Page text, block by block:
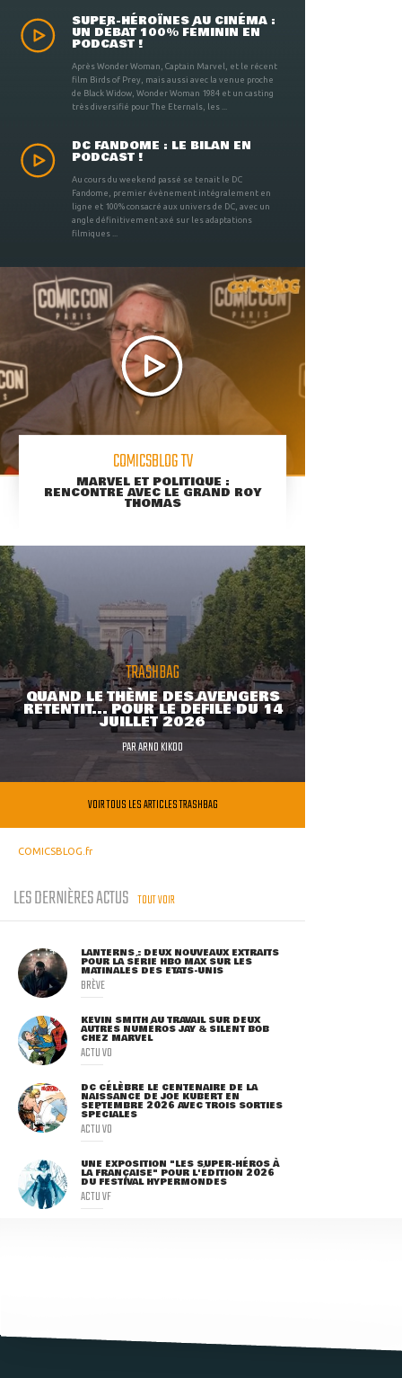
SUPER-HÉROÏNES AU CINÉMA :
UN DÉBAT 100% FÉMININ EN
PODCAST !
Après Wonder Woman, Captain Marvel, et le récent
film Birds of Prey, mais aussi avec la venue proche
de Black Widow, Wonder Woman 1984 et un casting
très diversifié pour The Eternals, les ...
DC FANDOME : LE BILAN EN
PODCAST !
Au cours du weekend passé se tenait le DC
Fandome, premier évènement intégralement en
ligne et 100% consacré aux univers de DC, avec un
angle définitivement axé sur les adaptations
filmiques ...
COMICSBLOG TV
MARVEL ET POLITIQUE :
RENCONTRE AVEC LE GRAND ROY
THOMAS
TRASHBAG
QUAND LE THÈME DES AVENGERS
RETENTIT... POUR LE DÉFILÉ DU 14
JUILLET 2026
PARARNO KIKOO
VOIR TOUS LES ARTICLES TRASHBAG
COMICSBLOG.fr
LES DERNIÈRES ACTUS TOUT VOIR
LANTERNS : DEUX NOUVEAUX EXTRAITS
POUR LA SÉRIE HBO MAX SUR LES
MATINALES DES ETATS-UNIS
BRÈVE
KEVIN SMITH AU TRAVAIL SUR DEUX
AUTRES NUMÉROS JAY & SILENT BOB
CHEZ MARVEL
ACTU VO
DC CÉLÈBRE LE CENTENAIRE DE LA
NAISSANCE DE JOE KUBERT EN
SEPTEMBRE 2026 AVEC TROIS SORTIES
SPÉCIALES
ACTU VO
UNE EXPOSITION "LES SUPER-HÉROS À
LA FRANÇAISE" POUR L'ÉDITION 2026
DU FESTIVAL HYPERMONDES
ACTU VF